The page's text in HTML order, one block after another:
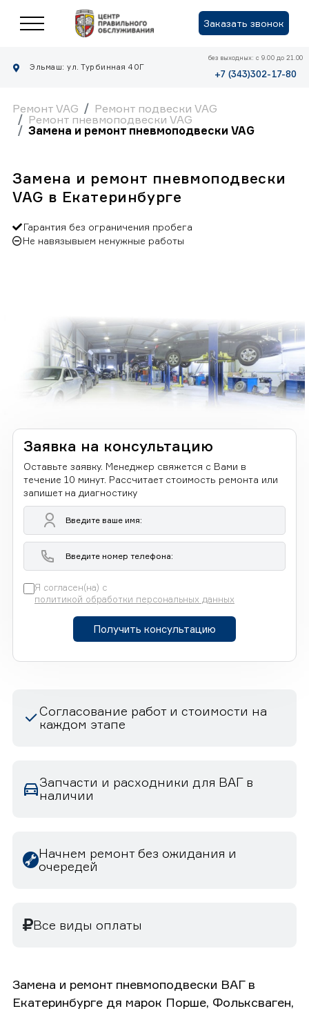
Заказать звонок
Эльмаш: ул. Турбинная 40Г
без выходных: с 9.00 до 21.00
+7 (343)302-17-80
Ремонт VAG
Ремонт подвески VAG
Ремонт пневмоподвески VAG
Замена и ремонт пневмоподвески VAG
Замена и ремонт пневмоподвески
VAG в Екатеринбурге
Гарантия без ограничения пробега
Не навязывыем ненужные работы
Заявка на консультацию
Оставьте заявку. Менеджер свяжется с Вами в
течение 10 минут. Рассчитает стоимость ремонта или
запишет на диагностику
Я согласен(на) с
политикой обработки персональных данных
Получить консультацию
Согласование работ и стоимости на
каждом этапе
Запчасти и расходники для ВАГ в
наличии
Начнем ремонт без ожидания и
очередей
Все виды оплаты
Замена и ремонт пневмоподвески ВАГ в
Екатеринбурге дя марок Порше, Фольксваген,